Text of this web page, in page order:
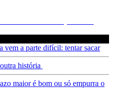
vem a parte difícil: tentar sacar
história
maior é bom ou só empurra o